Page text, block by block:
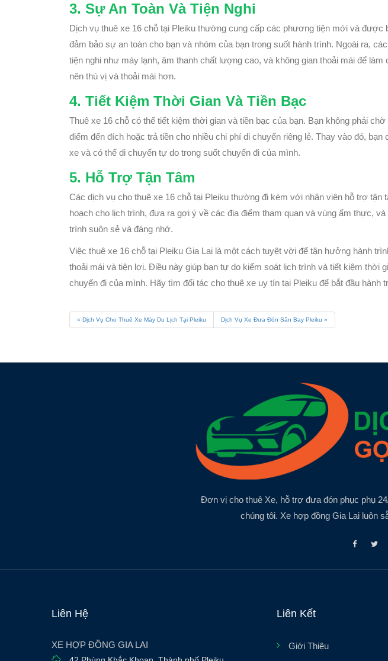
3. Sự An Toàn Và Tiện Nghi
Dịch vụ thuê xe 16 chỗ tại Pleiku thường cung cấp các phương tiện mới và được
đảm bảo sự an toàn cho bạn và nhóm của bạn trong suốt hành trình. Ngoài ra,
tiện nghi như máy lạnh, âm thanh chất lượng cao, và không gian thoải mái để làm
nên thú vị và thoải mái hơn.
4. Tiết Kiệm Thời Gian Và Tiền Bạc
Thuê xe 16 chỗ có thể tiết kiệm thời gian và tiền bạc của bạn. Bạn không phải
điểm đến đích hoặc trả tiền cho nhiều chi phí di chuyển riêng lẻ. Thay vào đó, bạn
xe và có thể di chuyển tự do trong suốt chuyến đi của mình.
5. Hỗ Trợ Tận Tâm
Các dịch vụ cho thuê xe 16 chỗ tại Pleiku thường đi kèm với nhân viên hỗ trợ tận
hoạch cho lịch trình, đưa ra gợi ý về các địa điểm tham quan và vùng ẩm thực,
trình suôn sẻ và đáng nhớ.
Việc thuê xe 16 chỗ tại Pleiku Gia Lai là một cách tuyệt vời để tận hưởng hành
thoải mái và tiện lợi. Điều này giúp bạn tự do kiểm soát lịch trình và tiết kiệm thời
chuyến đi của mình. Hãy tìm đối tác cho thuê xe uy tín tại Pleiku để bắt đầu hành
Dịch Vụ Cho Thuê Xe Máy Du Lịch Tại Pleiku Dịch Vụ Xe Đưa Đón Sân Bay Pleiku
Đơn vị cho thuê Xe, hỗ trợ đưa đón phục phụ
chúng tôi. Xe hợp đồng Gia Lai luôn
Liên Hệ
XE HỢP ĐỒNG GIA LAI
Liên Kết
Giới Thiệu